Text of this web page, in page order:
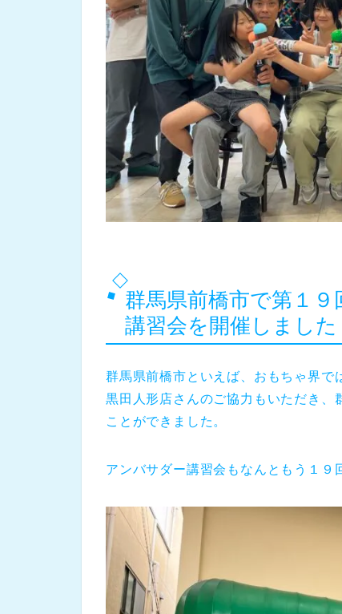
群馬県前橋市で第１
講習会を開催しました
群馬県前橋市といえば、おもちゃ界で
黒田人形店さんのご協力もいただき、
ことができました。
アンバサダー講習会もなんともう１９